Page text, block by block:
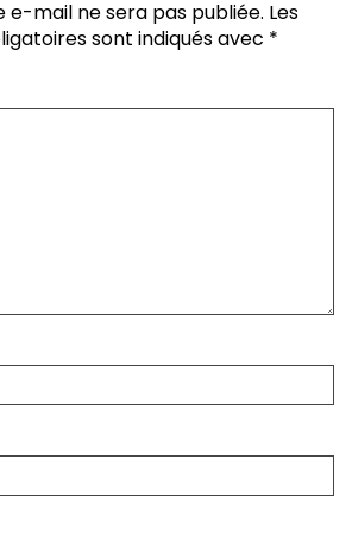
e-mail ne sera pas publiée. Les
sont indiqués avec *